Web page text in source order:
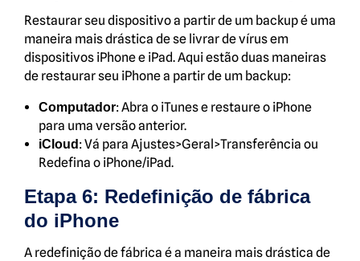
Restaurar seu dispositivo a partir de um backup é uma
maneira mais drástica de se livrar de vírus em
dispositivos iPhone e iPad. Aqui estão duas maneiras
de restaurar seu iPhone a partir de um backup:
Computador: Abra o iTunes e restaure o iPhone
para uma versão anterior.
iCloud : Vá para Ajustes>Geral>Transferência ou
Redefina o iPhone/iPad.
Etapa 6: Redefinição de fábrica
do iPhone
A redefinição de fábrica é a maneira mais drástica de